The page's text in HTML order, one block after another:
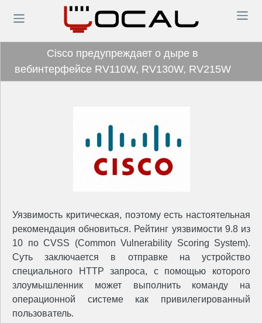
Cisco предупреждает о дыре в
вебинтерфейсе RV110W, RV130W, RV215W
Уязвимость критическая, поэтому есть настоятельная
рекомендация обновиться. Рейтинг уязвимости 9.8 из
10 по CVSS (Common Vulnerability Scoring System).
Суть заключается в отправке на устройство
специального HTTP запроса, с помощью которого
злоумышленник может выполнить команду на
операционной системе как привилегированный
пользователь.